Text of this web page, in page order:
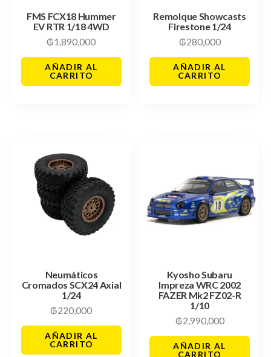
FMS FCX18 Hummer
EV RTR 1/18 4WD
₲1,890,000
AÑADIR AL
CARRITO
Remolque Showcasts
Firestone 1/24
₲280,000
AÑADIR AL
CARRITO
Neumáticos
Cromados SCX24 Axial
1/24
₲220,000
AÑADIR AL
CARRITO
Kyosho Subaru
Impreza WRC 2002
FAZER Mk2 FZ02-R
1/10
₲2,990,000
AÑADIR AL
CARRITO